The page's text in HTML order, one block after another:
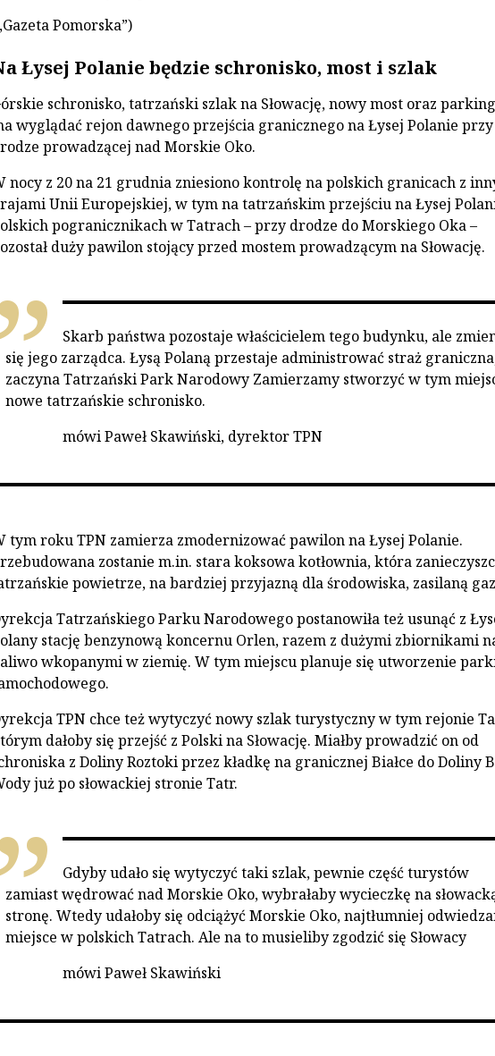
Pomorska”)
Łysej Polanie będzie schronisko, most i szlak
schronisko, tatrzański szlak na Słowację, nowy most oraz
wyglądać rejon dawnego przejścia granicznego na Łysej Polanie przy
prowadzącej nad Morskie Oko.
nocy z 20 na 21 grudnia zniesiono kontrolę na polskich granicach z
Unii Europejskiej, w tym na tatrzańskim przejściu na Łysej
pogranicznikach w Tatrach – przy drodze do Morskiego Oka –
duży pawilon stojący przed mostem prowadzącym na Słowację.
Skarb państwa pozostaje właścicielem tego budynku, ale
się jego zarządca. Łysą Polaną przestaje administrować straż
zaczyna Tatrzański Park Narodowy Zamierzamy stworzyć w tym
nowe tatrzańskie schronisko.
mówi Paweł Skawiński, dyrektor TPN
tym roku TPN zamierza zmodernizować pawilon na Łysej Polanie.
zostanie m.in. stara koksowa kotłownia, która
powietrze, na bardziej przyjazną dla środowiska, zasilaną
Tatrzańskiego Parku Narodowego postanowiła też usunąć z
stację benzynową koncernu Orlen, razem z dużymi zbiornikami
wkopanymi w ziemię. W tym miejscu planuje się utworzenie
TPN chce też wytyczyć nowy szlak turystyczny w tym rejonie
dałoby się przejść z Polski na Słowację. Miałby prowadzić on od
z Doliny Roztoki przez kładkę na granicznej Białce do Doliny
już po słowackiej stronie Tatr.
Gdyby udało się wytyczyć taki szlak, pewnie część turystów
zamiast wędrować nad Morskie Oko, wybrałaby wycieczkę na
stronę. Wtedy udałoby się odciążyć Morskie Oko, najtłumniej
miejsce w polskich Tatrach. Ale na to musieliby zgodzić się Słowacy
mówi Paweł Skawiński